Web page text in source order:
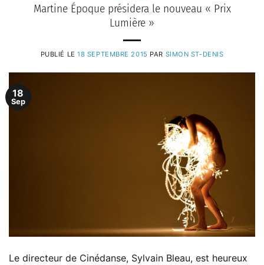
Martine Époque présidera le nouveau « Prix
Lumière »
PUBLIÉ LE18 SEPTEMBRE 2015 PAR SIMON ST-DENIS
18
Sep
Le directeur de Cinédanse, Sylvain Bleau, est heureux